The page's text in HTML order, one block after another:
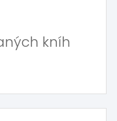
kníh